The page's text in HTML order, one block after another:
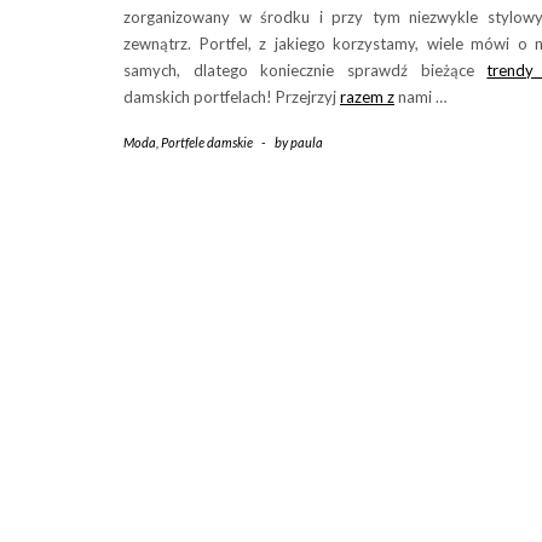
zorganizowany w środku i przy tym niezwykle
zewnątrz. Portfel, z jakiego korzystamy, wiele mówi o
samych, dlatego koniecznie sprawdź bieżące
damskich portfelach! Przejrzyjrazem znami …
Moda Portfele damskie - bypaula